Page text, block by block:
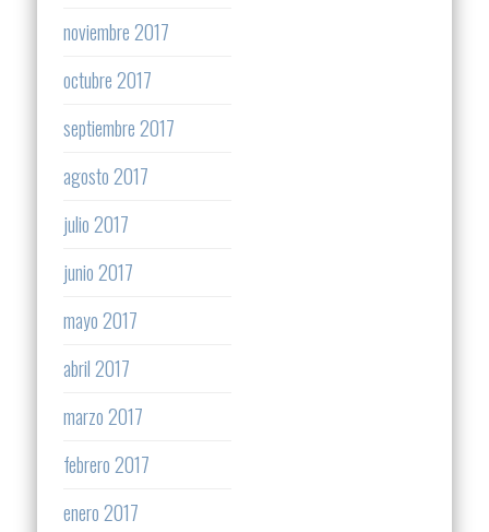
noviembre 2017
octubre 2017
septiembre 2017
agosto 2017
julio 2017
junio 2017
mayo 2017
abril 2017
marzo 2017
febrero 2017
enero 2017